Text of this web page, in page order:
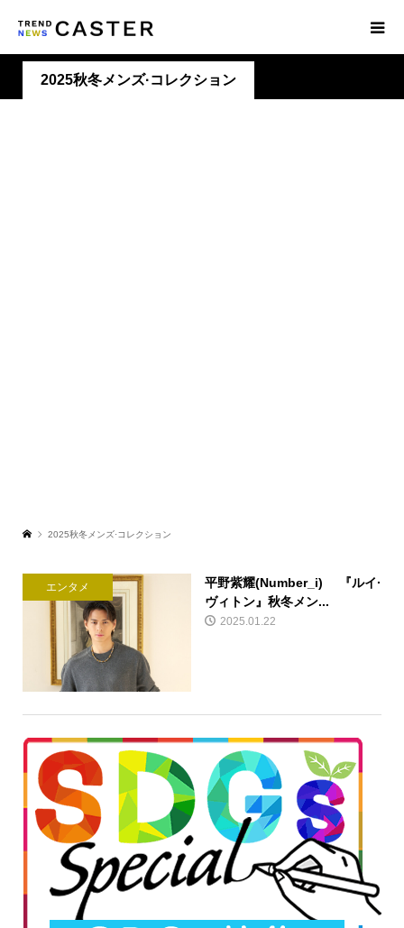
2025秋冬メンズ·コレクション
2025秋冬メンズ·コレクション
エンタメ
平野紫耀(Number_i) 『ルイ·
ヴィトン』秋冬メン...
2025.01.22